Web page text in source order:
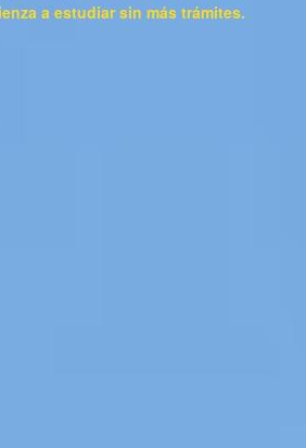
a estudiar sin más trámites.